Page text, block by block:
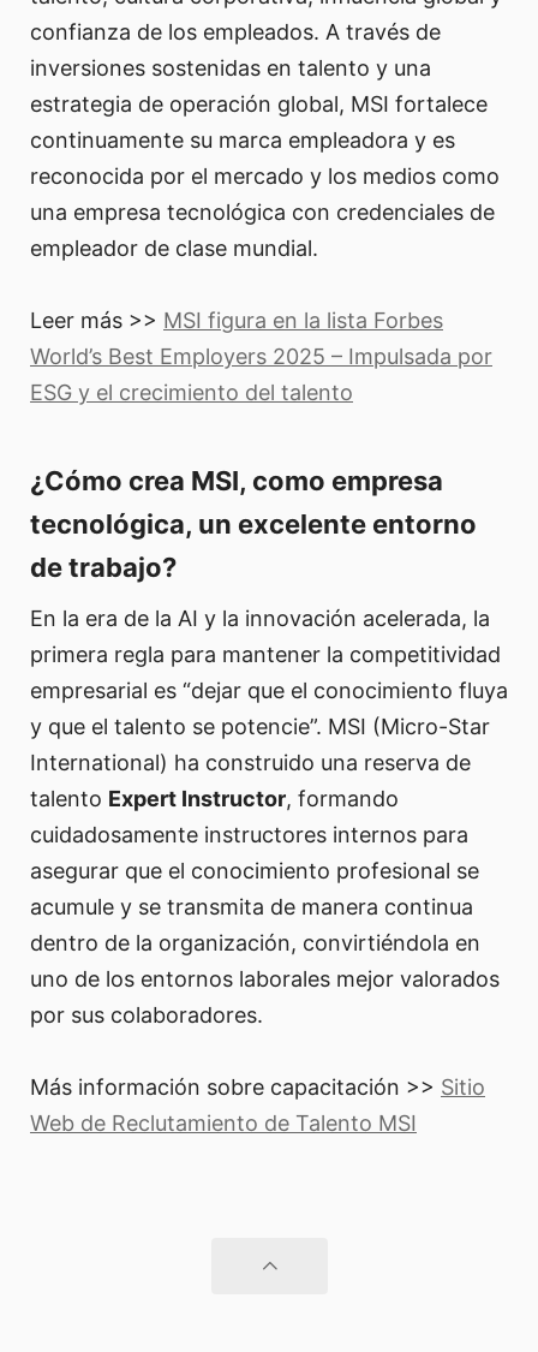
confianza de los empleados. A través de
inversiones sostenidas en talento y una
estrategia de operación global, MSI fortalece
continuamente su marca empleadora y es
reconocida por el mercado y los medios como
una empresa tecnológica con credenciales de
empleador de clase mundial.
Leer más >> MSI figura en la lista Forbes
World’s Best Employers 2025 – Impulsada por
ESG y el crecimiento del talento
¿Cómo crea MSI, como empresa
tecnológica, un excelente entorno
de trabajo?
En la era de la AI y la innovación acelerada, la
primera regla para mantener la competitividad
empresarial es “dejar que el conocimiento fluya
y que el talento se potencie”. MSI (Micro-Star
International) ha construido una reserva de
talento Expert Instructor, formando
cuidadosamente instructores internos para
asegurar que el conocimiento profesional se
acumule y se transmita de manera continua
dentro de la organización, convirtiéndola en
uno de los entornos laborales mejor valorados
por sus colaboradores.
Más información sobre capacitación >> Sitio
Web de Reclutamiento de Talento MSI